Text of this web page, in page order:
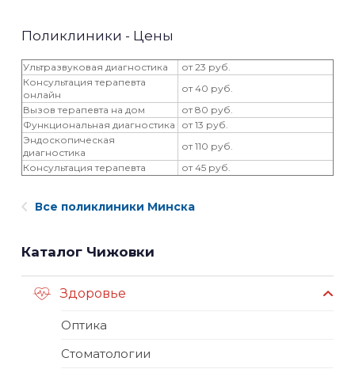
Поликлиники - Цены
Ультразвуковая диагностика
от 23 руб.
Консультация терапевта
онлайн
от 40 руб.
Вызов терапевта на дом
от 80 руб.
Функциональная диагностика
от 13 руб.
Эндоскопическая
диагностика
от 110 руб.
Консультация терапевта
от 45 руб.
Все поликлиники Минска
Каталог Чижовки
Здоровье
Оптика
Стоматологии